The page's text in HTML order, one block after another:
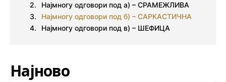
Најмногу одговори под а) – СРАМЕЖЛИВА
Најмногу одговори под б) – САРКАСТИЧНА
Најмногу одговори под в) – ШЕФИЦА
Најново